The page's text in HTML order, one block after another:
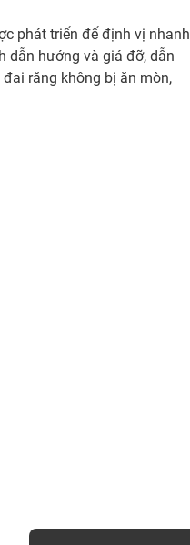
phát triển để định vị nhanh
dẫn hướng và giá đỡ, dẫn
răng không bị ăn mòn,